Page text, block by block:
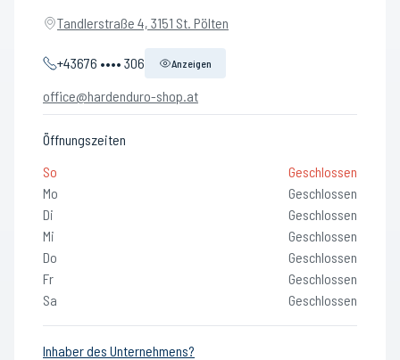
Tandlerstraße 4, 3151 St. Pölten
+43676 •••• 306 Anzeigen
office@hardenduro-shop.at
Öffnungszeiten
So
Geschlossen
Mo
Geschlossen
Di
Geschlossen
Mi
Geschlossen
Do
Geschlossen
Fr
Geschlossen
Sa
Geschlossen
Inhaber des Unternehmens?